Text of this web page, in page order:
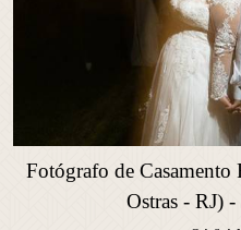
Fotógrafo de
Ostras - RJ)